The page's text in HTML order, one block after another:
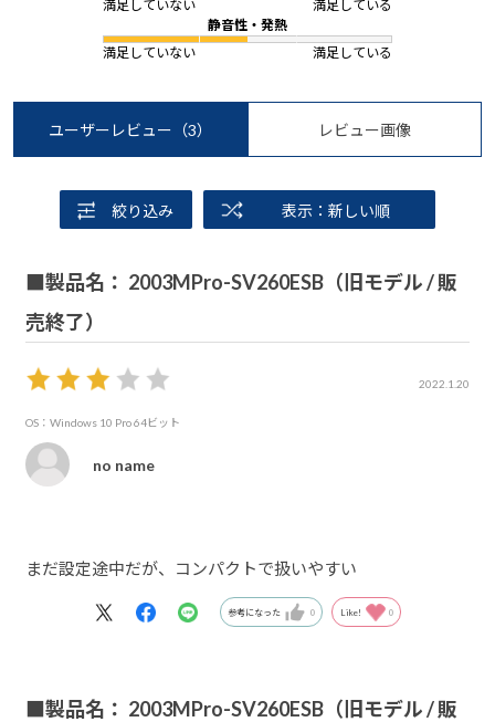
満足していない
満足している
静音性・発熱
満足していない
満足している
ユーザーレビュー （3） レビュー画像
絞り込み 表示：新しい順
■製品名： 2003MPro-SV260ESB（旧モデル / 販
売終了）
2022.1.20
OS：Windows 10 Pro 64ビット
no name
まだ設定途中だが、コンパクトで扱いやすい
参考になった 0 Like! 0
■製品名： 2003MPro-SV260ESB（旧モデル / 販